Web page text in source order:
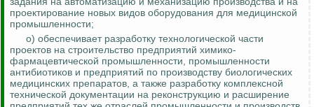
проектирование новых видов оборудования для медицинской
промышленности;
о) обеспечивает разработку технологической части
проектов на строительство предприятий химико-
фармацевтической промышленности, промышленности
антибиотиков и предприятий по производству биологических
медицинских препаратов, а также разработку комплексной
технической документации на реконструкцию и расширение